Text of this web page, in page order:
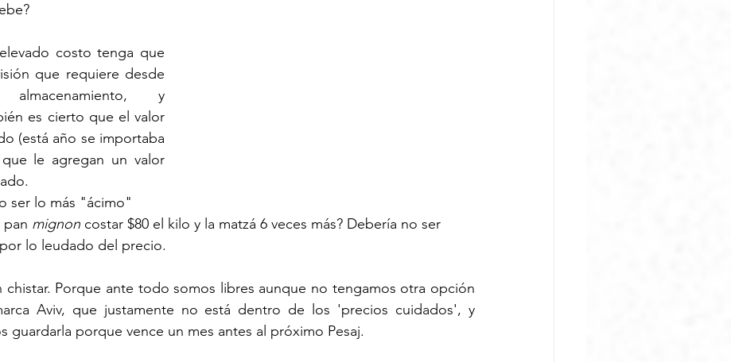
costo tenga que
que requiere desde
y
es cierto que el valor
(está año se importaba
le agregan un valor
ser lo más "ácimo"
mignon costar $80 el kilo y la matzá 6 veces más? Debería no ser
lo leudado del precio.
chistar. Porque ante todo somos libres aunque no tengamos otra opción
Aviv, que justamente no está dentro de los 'precios cuidados', y
guardarla porque vence un mes antes al próximo Pesaj.